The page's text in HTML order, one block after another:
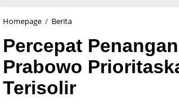
Homepage / Berita
r
c
e
p
a
t
Percepat
Prabowo
Terisolir